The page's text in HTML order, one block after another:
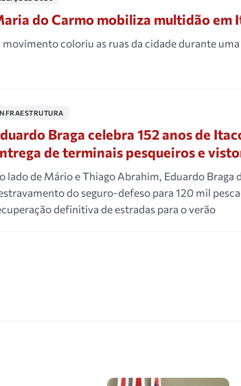
do Carmo mobiliza multidão em
movimento coloriu as ruas da cidade durante
Braga celebra 152 anos de
de terminais pesqueiros e
lado de Mário e Thiago Abrahim, Eduardo Braga
do seguro-defeso para 120 mil
definitiva de estradas para o verão